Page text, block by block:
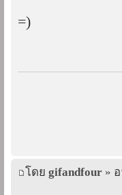
=)
โดย gifandfour »